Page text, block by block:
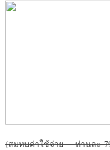
(สมทบค่าใช้จ่าย ท่านละ